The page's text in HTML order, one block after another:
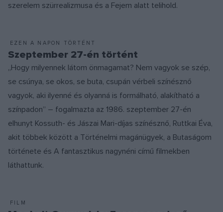
szerelem szürrealizmusa és a Fejem alatt telihold.
EZEN A NAPON TÖRTÉNT
Szeptember 27-én történt
„Hogy milyennek látom önmagamat? Nem vagyok se szép,
se csúnya, se okos, se buta, csupán vérbeli színésznő
vagyok, aki ilyenné és olyanná is formálható, alakítható a
színpadon” – fogalmazta az 1986. szeptember 27-én
elhunyt Kossuth- és Jászai Mari-díjas színésznő, Ruttkai Éva,
akit többek között a Történelmi magánügyek, a Butaságom
története és A fantasztikus nagynéni című filmekben
láthattunk.
FILM